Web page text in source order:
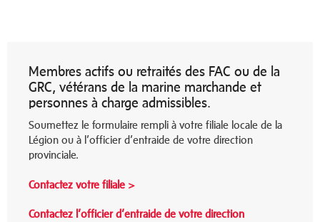
Membres actifs ou retraités des FAC ou de la
GRC, vétérans de la marine marchande et
personnes à charge admissibles.
Soumettez le formulaire rempli à votre filiale locale de la
Légion ou à l’officier d’entraide de votre direction
provinciale.
Contactez votre filiale >
Contactez l’officier d’entraide de votre direction